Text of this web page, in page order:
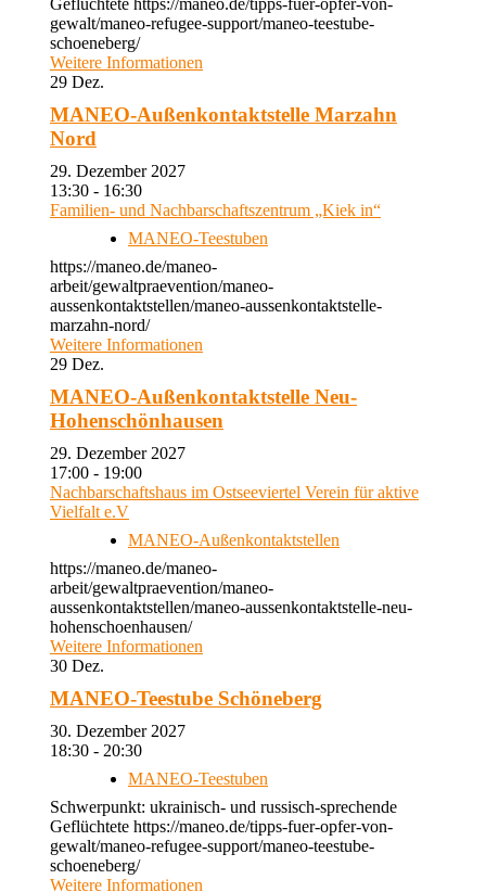
Geflüchtete https://maneo.de/tipps-fuer-opfer-von-
gewalt/maneo-refugee-support/maneo-teestube-
schoeneberg/
Weitere Informationen
29 Dez.
MANEO-Außenkontaktstelle Marzahn
Nord
29. Dezember 2027
13:30 - 16:30
Familien- und Nachbarschaftszentrum „Kiek in“
MANEO-Teestuben
https://maneo.de/maneo-
arbeit/gewaltpraevention/maneo-
aussenkontaktstellen/maneo-aussenkontaktstelle-
marzahn-nord/
Weitere Informationen
29 Dez.
MANEO-Außenkontaktstelle Neu-
Hohenschönhausen
29. Dezember 2027
17:00 - 19:00
Nachbarschaftshaus im Ostseeviertel Verein für aktive
Vielfalt e.V
MANEO-Außenkontaktstellen
https://maneo.de/maneo-
arbeit/gewaltpraevention/maneo-
aussenkontaktstellen/maneo-aussenkontaktstelle-neu-
hohenschoenhausen/
Weitere Informationen
30 Dez.
MANEO-Teestube Schöneberg
30. Dezember 2027
18:30 - 20:30
MANEO-Teestuben
Schwerpunkt: ukrainisch- und russisch-sprechende
Geflüchtete https://maneo.de/tipps-fuer-opfer-von-
gewalt/maneo-refugee-support/maneo-teestube-
schoeneberg/
Weitere Informationen